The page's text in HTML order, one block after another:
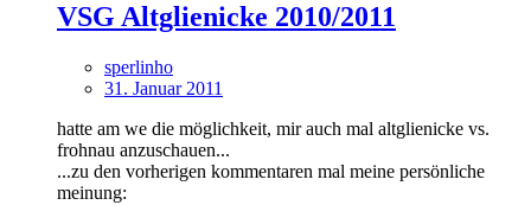
VSG Altglienicke 2010/2011
sperlinho
31. Januar 2011
hatte am we die möglichkeit, mir auch mal altglienicke vs.
frohnau anzuschauen...
...zu den vorherigen kommentaren mal meine persönliche
meinung: